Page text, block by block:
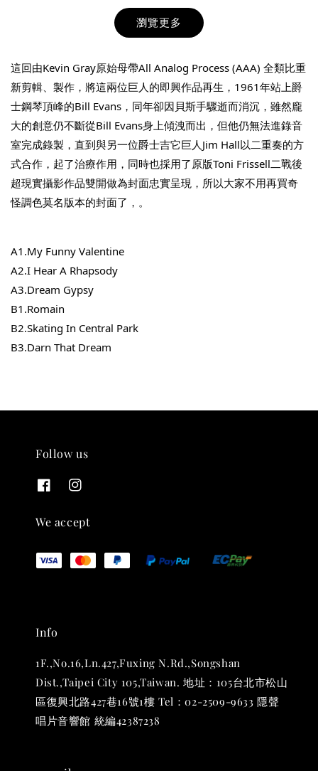
THT 九週年紀念 T-shirt
NT$ 780
NT$ 880
- +
THT 九週年 唱片墊 (2入一組)
NT$ 480
NT$ 580
瀏覽更多
這回由Kevin Gray原始母帶All Analog Process (AAA) 全類比重
新剪輯、製作，將這兩位巨人的即興作品再生，1961年站上爵
士鋼琴頂峰的Bill Evans，同年卻因貝斯手驟逝而消沉，雖然龐
大的創意仍不斷從Bill Evans身上傾洩而出，但他仍無法進錄音
室完成錄製，直到與另一位爵士吉它巨人Jim Hall以二重奏的方
式合作，起了治療作用，同時也採用了原版Toni Frissell二戰後
超現實攝影作品雙開做為封面忠實呈現，所以大家不用再買奇
怪調色莫名版本的封面了，。
A1.My Funny Valentine
A2.I Hear A Rhapsody
A3.Dream Gypsy
B1.Romain
B2.Skating In Central Park
B3.Darn That Dream
Follow us
We accept
Info
1F.,No.16,Ln.427,Fuxing N.Rd.,Songshan
Dist.,Taipei City 105,Taiwan. 地址：105台北市松山
區復興北路427巷16號1樓 Tel：02-2509-9633 隱聲
唱片音響館 統編42387238